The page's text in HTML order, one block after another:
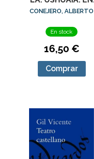
MITAD DE TANTO
CONEJERO, ALBERTO
En stock
16,50 €
Comprar